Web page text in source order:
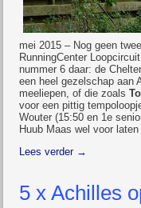
mei 2015 – Nog geen
RunningCenter
nummer 6 daar: de
een heel gezelschap aan
meeliepen, of die zoals
voor een pittig
Wouter (15:50 en 1e
Huub Maas wel voor laten
Lees verder →
5 x Achilles